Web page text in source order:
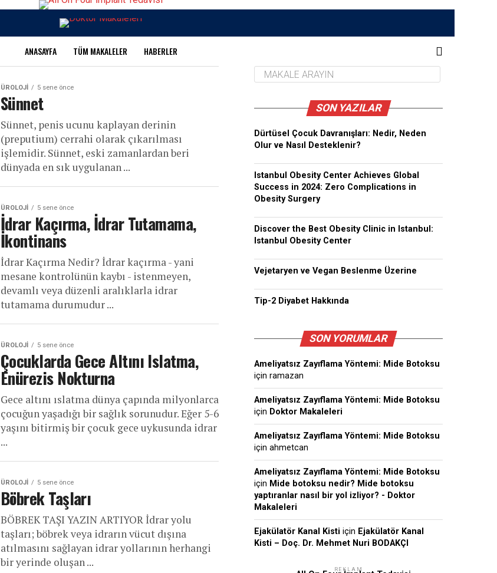
ANASAYFA TÜM MAKALELER HABERLER
ÜROLOJI 5 sene önce
Sünnet
Sünnet, penis ucunu kaplayan derinin
(preputium) cerrahi olarak çıkarılması
işlemidir. Sünnet, eski zamanlardan beri
dünyada en sık uygulanan ...
ÜROLOJI 5 sene önce
İdrar Kaçırma, İdrar Tutamama,
İkontinans
İdrar Kaçırma Nedir? İdrar kaçırma - yani
mesane kontrolünün kaybı - istenmeyen,
devamlı veya düzenli aralıklarla idrar
tutamama durumudur ...
ÜROLOJI 5 sene önce
Çocuklarda Gece Altını Islatma,
Enürezis Nokturna
Gece altını ıslatma dünya çapında milyonlarca
çocuğun yaşadığı bir sağlık sorunudur. Eğer 5-6
yaşını bitirmiş bir çocuk gece uykusunda idrar
...
ÜROLOJI 5 sene önce
Böbrek Taşları
BÖBREK TAŞI YAZIN ARTIYOR İdrar yolu
taşları; böbrek veya idrarın vücut dışına
atılmasını sağlayan idrar yollarının herhangi
bir yerinde oluşan ...
SON YAZILAR
Dürtüsel Çocuk Davranışları: Nedir, Neden
Olur ve Nasıl Desteklenir?
Istanbul Obesity Center Achieves Global
Success in 2024: Zero Complications in
Obesity Surgery
Discover the Best Obesity Clinic in Istanbul:
Istanbul Obesity Center
Vejetaryen ve Vegan Beslenme Üzerine
Tip-2 Diyabet Hakkında
SON YORUMLAR
Ameliyatsız Zayıflama Yöntemi: Mide Botoksu
için ramazan
Ameliyatsız Zayıflama Yöntemi: Mide Botoksu
için Doktor Makaleleri
Ameliyatsız Zayıflama Yöntemi: Mide Botoksu
için ahmetcan
Ameliyatsız Zayıflama Yöntemi: Mide Botoksu
için Mide botoksu nedir? Mide botoksu
yaptıranlar nasıl bir yol izliyor? - Doktor
Makaleleri
Ejakülatör Kanal Kisti için Ejakülatör Kanal
Kisti – Doç. Dr. Mehmet Nuri BODAKÇI
REKLAM